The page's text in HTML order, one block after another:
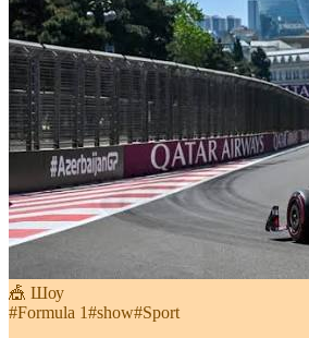
🎪 Шоу
#Formula 1#show#Sport